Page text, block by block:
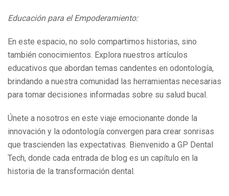
Educación para el Empoderamiento:
En este espacio, no solo compartimos historias, sino
también conocimientos. Explora nuestros artículos
educativos que abordan temas candentes en odontología,
brindando a nuestra comunidad las herramientas necesarias
para tomar decisiones informadas sobre su salud bucal.
Únete a nosotros en este viaje emocionante donde la
innovación y la odontología convergen para crear sonrisas
que trascienden las expectativas. Bienvenido a GP Dental
Tech, donde cada entrada de blog es un capítulo en la
historia de la transformación dental.